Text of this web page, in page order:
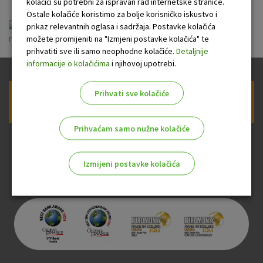
Opći uvjeti pružanja usluga platnog prometa za
nepotrošače.pdf
Prijava na newsletter OTP banke
Ostale kolačiće koristimo za bolje korisničko iskustvo i
prikaz relevantnih oglasa i sadržaja. Postavke kolačića
možete promijeniti na "Izmjeni postavke kolačića" te
prihvatiti sve ili samo neophodne kolačiće. Detaljnije
informacije o kolačićima i njihovoj upotrebi.
Prihvati sve kolačiće
Prihvaćam samo nužne kolačiće
Izmijeni postavke kolačića